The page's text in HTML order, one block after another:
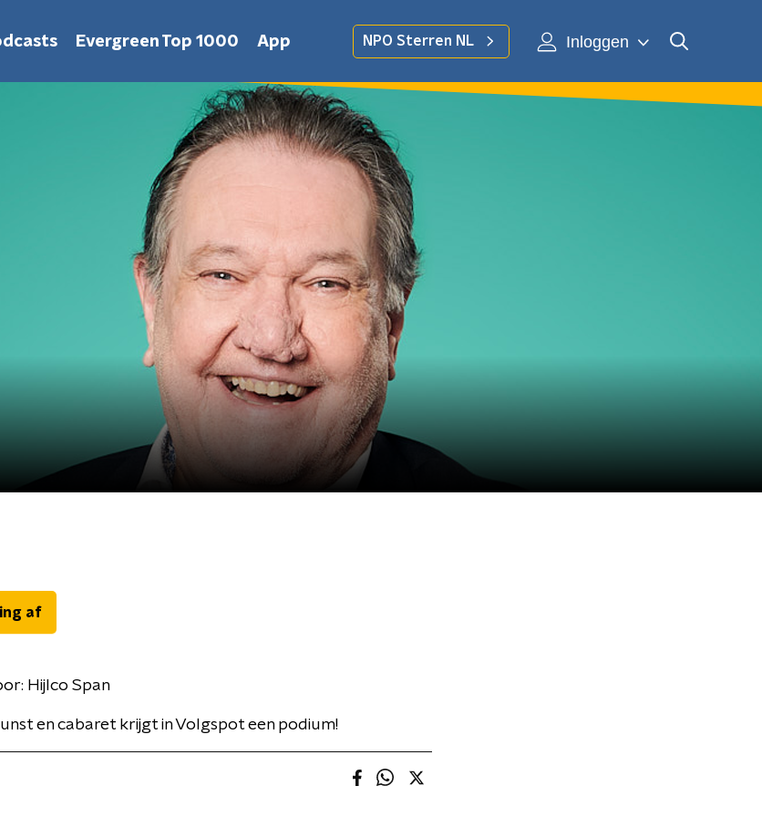
Evergreen Top 1000 App NPO Sterren NL Inloggen
af
Hijlco Span
en cabaret krijgt in Volgspot een podium!